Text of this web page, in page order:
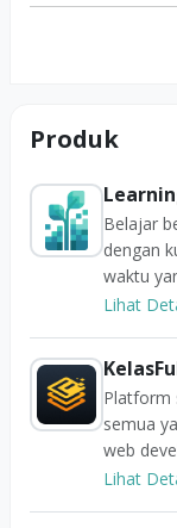
Produk
Belajar
dengan
waktu
Lihat
Platform
semua
web
Lihat